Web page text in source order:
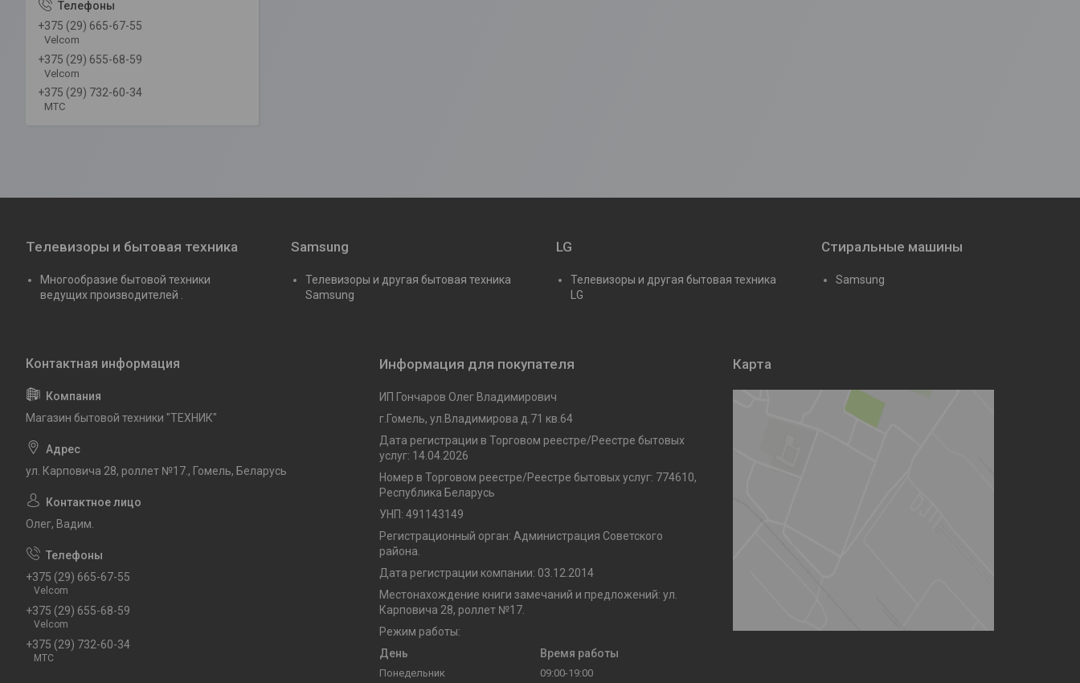
+375 (29) 665-67-55
Velcom
+375 (29) 655-68-59
Velcom
+375 (29) 732-60-34
MTC
Телевизоры и бытовая техника
Многообразие бытовой техники
ведущих производителей .
Samsung
Телевизоры и другая бытовая техника
Samsung
LG
Телевизоры и другая бытовая техника
LG
Стиральные машины
Samsung
Магазин бытовой техники "ТЕХНИК"
ул. Карповича 28, роллет №17., Гомель, Беларусь
Олег, Вадим.
+375 (29) 665-67-55
Velcom
+375 (29) 655-68-59
Velcom
+375 (29) 732-60-34
MTC
Информация для покупателя
ИП Гончаров Олег Владимирович
г.Гомель, ул.Владимирова д.71 кв.64
Дата регистрации в Торговом реестре/Реестре бытовых
услуг: 14.04.2026
Номер в Торговом реестре/Реестре бытовых услуг: 774610,
Республика Беларусь
УНП: 491143149
Регистрационный орган: Администрация Советского
района.
Дата регистрации компании: 03.12.2014
Местонахождение книги замечаний и предложений: ул.
Карповича 28, роллет №17.
Режим работы:
День
Время работы
Понедельник 09:00-19:00
Карта